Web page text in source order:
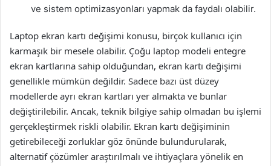
ve sistem optimizasyonları yapmak da faydalı olabilir.
Laptop ekran kartı değişimi konusu, birçok kullanıcı için
karmaşık bir mesele olabilir. Çoğu laptop modeli entegre
ekran kartlarına sahip olduğundan, ekran kartı değişimi
genellikle mümkün değildir. Sadece bazı üst düzey
modellerde ayrı ekran kartları yer almakta ve bunlar
değiştirilebilir. Ancak, teknik bilgiye sahip olmadan bu işlemi
gerçekleştirmek riskli olabilir. Ekran kartı değişiminin
getirebileceği zorluklar göz önünde bulundurularak,
alternatif çözümler araştırılmalı ve ihtiyaçlara yönelik en